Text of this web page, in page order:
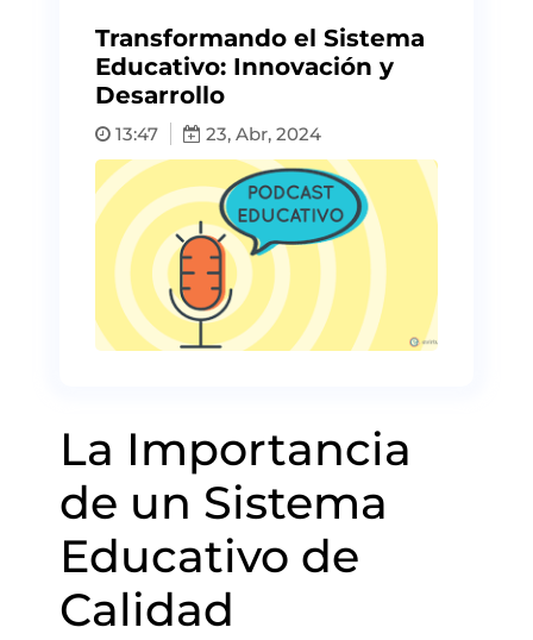
Transformando el Sistema
Educativo: Innovación y
Desarrollo
13:47 23, Abr, 2024
La Importancia
de un Sistema
Educativo de
Calidad